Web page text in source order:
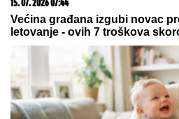
09. 07. 2026 09:20
Komfor po meri klijenata: nova
06. 08. 2026 13:34